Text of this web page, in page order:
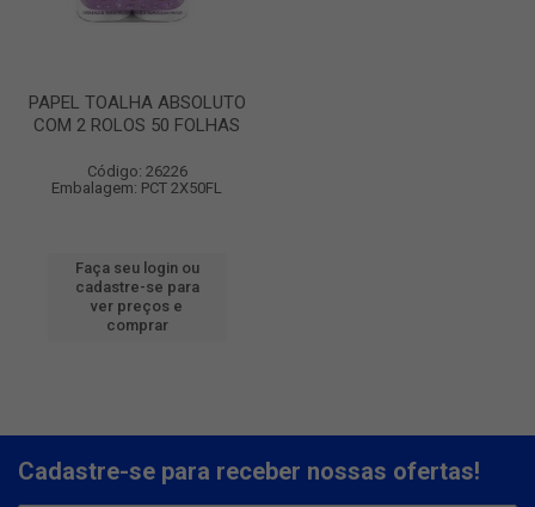
PAPEL TOALHA ABSOLUTO
COM 2 ROLOS 50 FOLHAS
Código: 26226
Embalagem: PCT 2X50FL
Faça seu login ou
cadastre-se para
ver preços e
comprar
Cadastre-se para receber nossas ofertas!